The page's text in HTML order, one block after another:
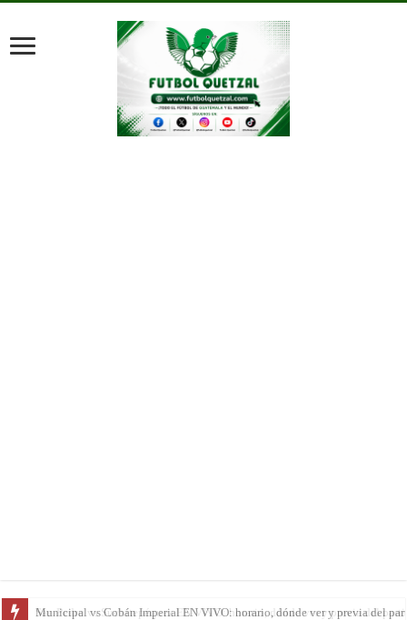
San Pedro vs Suchitepéquez EN VIVO: horario, dónde ver y previa del